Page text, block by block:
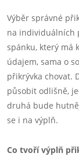
Výběr správné
na individuálních
spánku, který má
údajem, sama o
přikrývka chovat.
působit odlišně,
druhá bude
se i na výplň.
Co tvoří výplň